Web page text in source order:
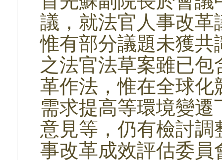
議，就法官人事改
惟有部分議題未獲共
之法官法草案雖已
革作法，惟在全球
需求提高等環境變
意見等，仍有檢討
事改革成效評估委